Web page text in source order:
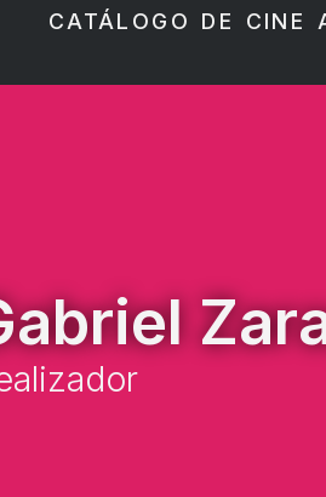
CATÁLOGO DE CINE